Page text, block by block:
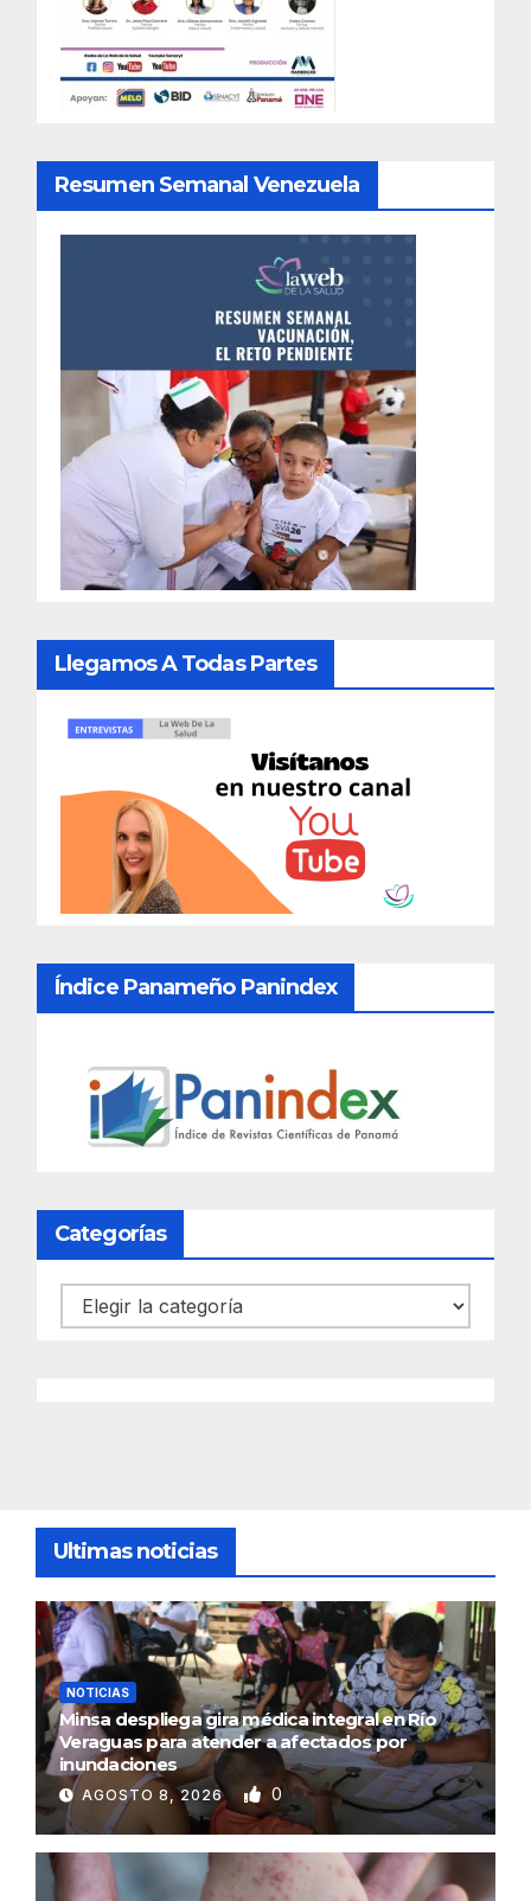
Resumen Semanal Venezuela
Llegamos A Todas Partes
Índice Panameño Panindex
Categorías
Categorías
Ultimas noticias
NOTICIAS
Minsa despliega gira médica integral en Río
Veraguas para atender a afectados por
inundaciones
AGOSTO 8, 2026 0